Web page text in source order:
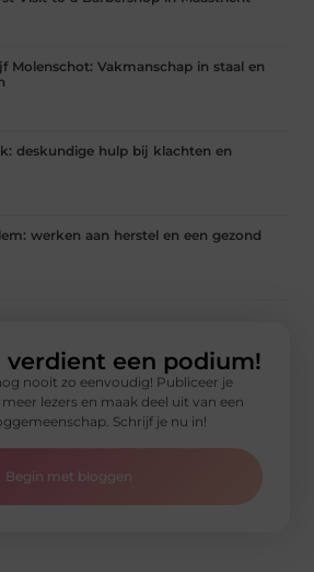
Molenschot: Vakmanschap in staal en
deskundige hulp bij klachten en
werken aan herstel en een gezond
een podium!
nooit zo eenvoudig! Publiceer je
lezers en maak deel uit van een
Schrijf je nu in!
Begin met bloggen